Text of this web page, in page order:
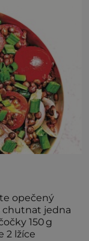
opečený
chutnat jedna
2 lžíce